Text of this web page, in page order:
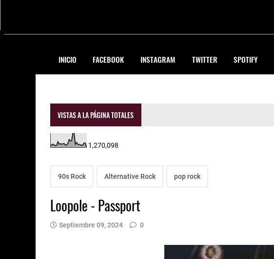
INICIO FACEBOOK INSTAGRAM TWITTER SPOTIFY
VISTAS A LA PÁGINA TOTALES
1,270,098
90s Rock Alternative Rock pop rock
Loopole - Passport
Septiembre 09, 2024 0